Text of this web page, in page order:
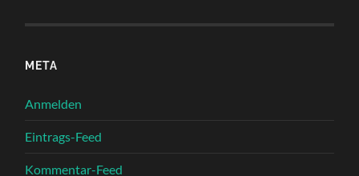
META
Anmelden
Eintrags-Feed
Kommentar-Feed